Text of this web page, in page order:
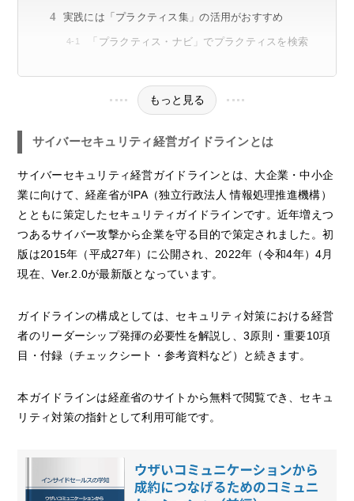
実践には「プラクティス集」の活用がおすすめ
「プラクティス・ナビ」でプラクティスを検索
もっと見る
サイバーセキュリティ経営ガイドラインとは
サイバーセキュリティ経営ガイドラインとは、大企業・中小企
業に向けて、経産省がIPA（独立行政法人 情報処理推進機構）
とともに策定したセキュリティガイドラインです。近年増えつ
つあるサイバー攻撃から企業を守る目的で策定されました。初
版は2015年（平成27年）に公開され、2022年（令和4年）4月
現在、Ver.2.0が最新版となっています。
ガイドラインの構成としては、セキュリティ対策における経営
者のリーダーシップ発揮の必要性を解説し、3原則・重要10項
目・付録（チェックシート・参考資料など）と続きます。
本ガイドラインは経産省のサイトから無料で閲覧でき、セキュ
リティ対策の指針として利用可能です。